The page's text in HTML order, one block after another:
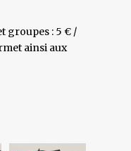
groupes : 5 € /
ainsi aux